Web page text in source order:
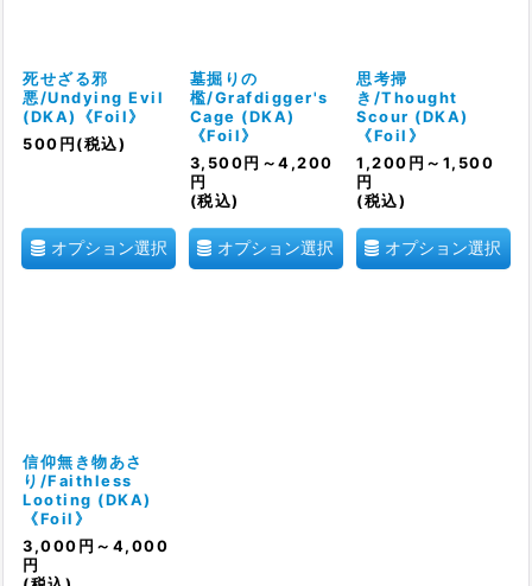
絞り込む
死せざる邪
悪/Undying Evil
(DKA)《Foil》
500 円 (税込)
オプション選択
墓掘りの
檻/Grafdigger's
Cage (DKA)
《Foil》
3,500 円 ～4,200
円
(税込)
オプション選択
思考掃
き/Thought
Scour (DKA)
《Foil》
1,200 円 ～1,500
円
(税込)
オプション選択
信仰無き物あさ
り/Faithless
Looting (DKA)
《Foil》
3,000 円 ～4,000
円